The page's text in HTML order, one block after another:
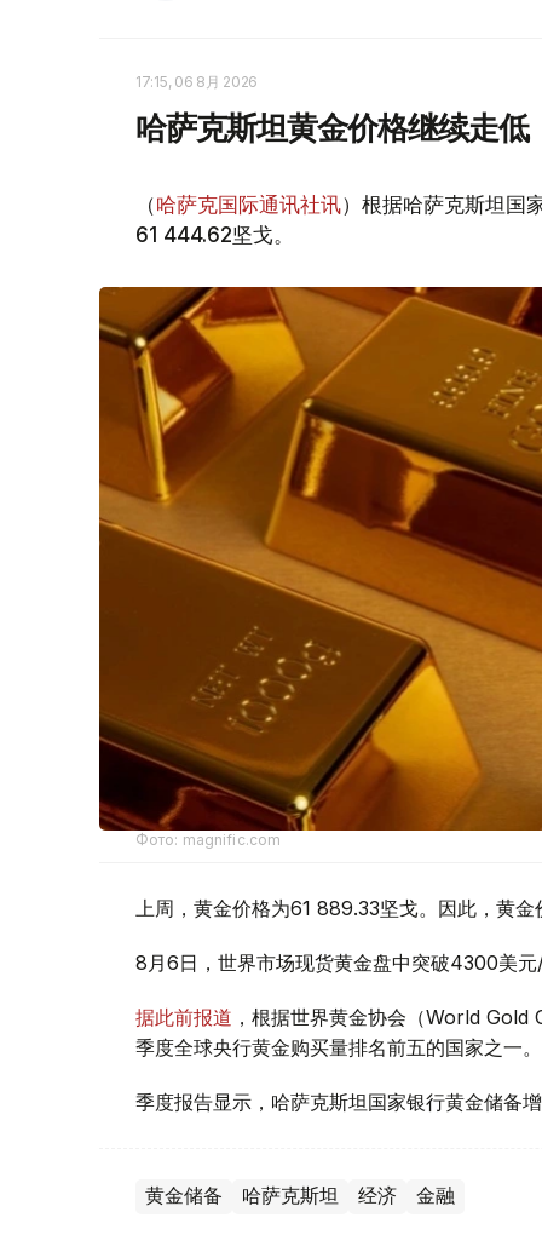
17:15, 06 8月 2026
哈萨克斯坦黄金价格继续走低
（哈萨克国际通讯社讯）根据哈萨克斯坦国
61 444.62坚戈。
Фото: magnific.com
上周，黄金价格为61 889.33坚戈。因此，黄
8月6日，世界市场现货黄金盘中突破4300美元
据此前报道 ，根据世界黄金协会（World
季度全球央行黄金购买量排名前五的国家之一。
季度报告显示，哈萨克斯坦国家银行黄金储备增
黄金储备 哈萨克斯坦 经济 金融